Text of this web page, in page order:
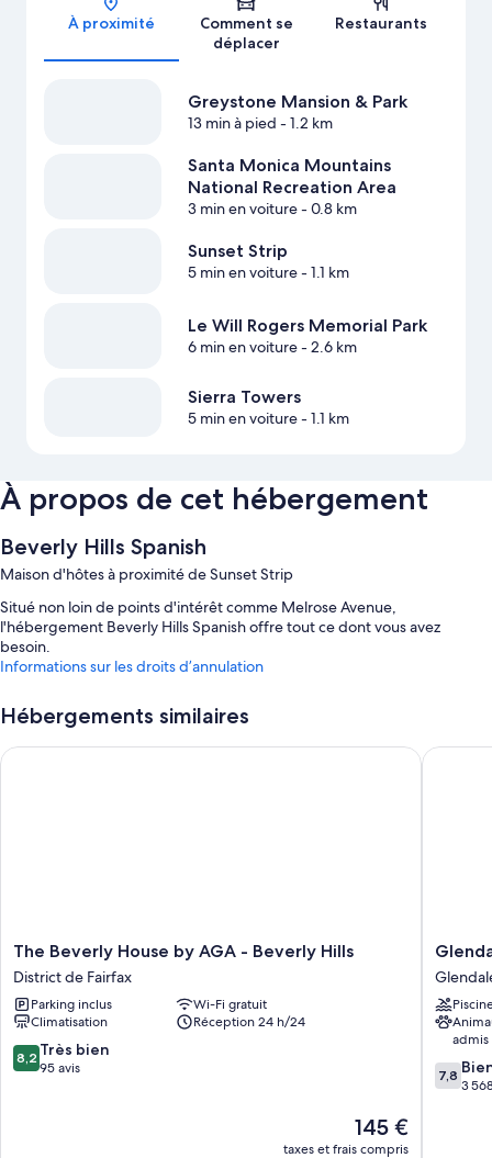
À proximité
Comment se
déplacer
Restaurants
Greystone Mansion & Park
13 min à pied - 1.2 km
Santa Monica Mountains
National Recreation Area
3 min en voiture- 0.8 km
Sunset Strip
5 min en voiture- 1.1 km
Le Will Rogers Memorial Park
6 min en voiture- 2.6 km
Sierra Towers
5 min en voiture- 1.1 km
À propos de cet hébergement
Beverly Hills Spanish
Maison d'hôtes à proximité de Sunset Strip
Situé non loin de points d'intérêt comme Melrose Avenue,
l'hébergement Beverly Hills Spanish offre tout ce dont vous avez
besoin.
Informations sur les droits d’annulation
Hébergements similaires
The
Beverly
House
by
AGA
-
Beverly
The Beverly House by AGA - Beverly Hills
District de Fairfax
Parking inclus
Wi-Fi gratuit
Climatisation
Réception 24 h/24
8.2
sur
8,2 Très bien
95 avis
Le
nouveau
145 €
taxes et frais compris
The Beverly House by AGA - Beverly Hills
Express
Hotel
Los
Angeles
admis
7.8
sur
7,8
3